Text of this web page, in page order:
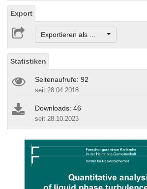
Export
Exportieren als ...
Statistiken
Seitenaufrufe: 92
seit 28.04.2018
Downloads: 46
seit 28.10.2023